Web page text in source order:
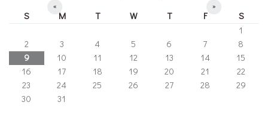
« »
S M T W T F
S
1
2
3 4 5 6 7
8
9
10 11 12 13 14
15
16
17 18 19 20 21
22
23
24 25 26 27 28
29
30
31